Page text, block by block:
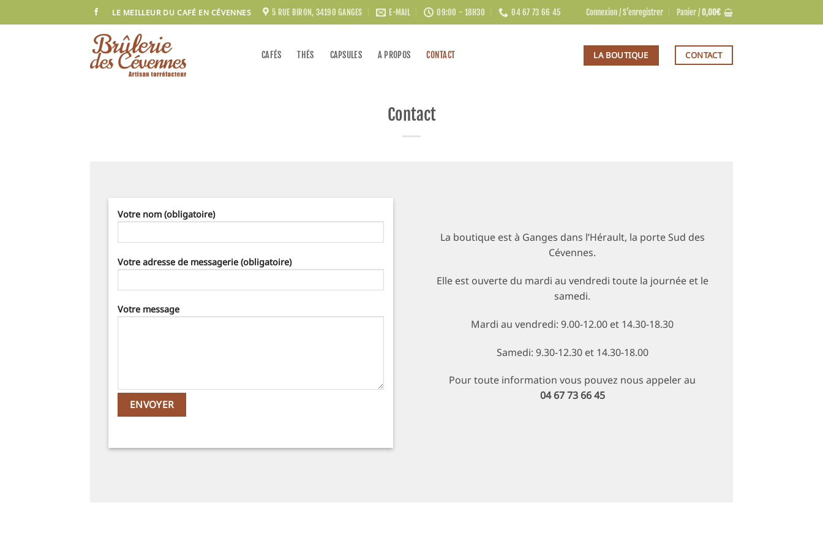
au
LE MEILLEUR DU CAFÉ EN CÉVENNES 5 RUE BIRON, 34190 GANGES E-MAIL 09:00 - 18H30 04 67 73 66 45 Connexion / S’enregistrer Panier /0,00€
CAFÉS THÉS CAPSULES A PROPOS CONTACT LA BOUTIQUE CONTACT
Contact
Votre nom (obligatoire)
Votre adresse de messagerie (obligatoire)
Votre message
La boutique est à Ganges dans l’Hérault, la porte Sud des
Cévennes.
Elle est ouverte du mardi au vendredi toute la journée et le
samedi.
Mardi au vendredi: 9.00-12.00 et 14.30-18.30
Samedi: 9.30-12.30 et 14.30-18.00
Pour toute information vous pouvez nous appeler au
04 67 73 66 45